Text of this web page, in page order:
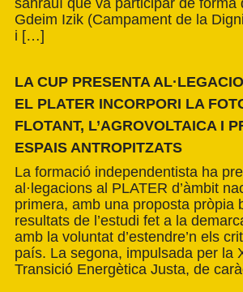
sahrauí que va participar de forma
Gdeim Izik (Campament de la
i […]
LA CUP PRESENTA
EL PLATER INCORPORI LA
FLOTANT, L’AGROVOLTAICA I
ESPAIS ANTROPITZATS
La formació independentista ha
al·legacions al PLATER d’àmbit
primera, amb una proposta pròpia
resultats de l’estudi fet a la
amb la voluntat d’estendre’n els
país. La segona, impulsada per la
Transició Energètica Justa, de